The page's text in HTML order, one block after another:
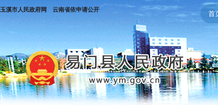
首
玉溪市人民政府网 云南省依申请公开